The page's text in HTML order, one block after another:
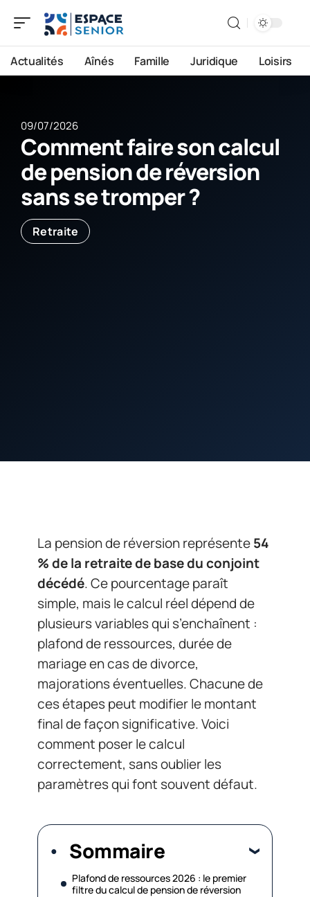
Actualités Aînés Famille Juridique Loisirs
09/07/2026
Comment faire son calcul
de pension de réversion
sans se tromper ?
Retraite
La pension de réversion représente54
% de la retraite de base du conjoint
décédé. Ce pourcentage paraît
simple, mais le calcul réel dépend de
plusieurs variables qui s’enchaînent :
plafond de ressources, durée de
mariage en cas de divorce,
majorations éventuelles. Chacune de
ces étapes peut modifier le montant
final de façon significative. Voici
comment poser le calcul
correctement, sans oublier les
paramètres qui font souvent défaut.
Sommaire
Plafond de ressources 2026 : le premier
filtre du calcul de pension de réversion